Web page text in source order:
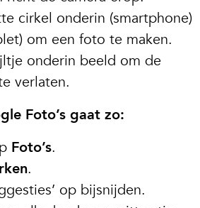
cirkel onderin (smartphone)
om een foto te maken.
onderin beeld om de
verlaten.
Foto’s gaat zo:
Foto’s.
.
op bijsnijden.